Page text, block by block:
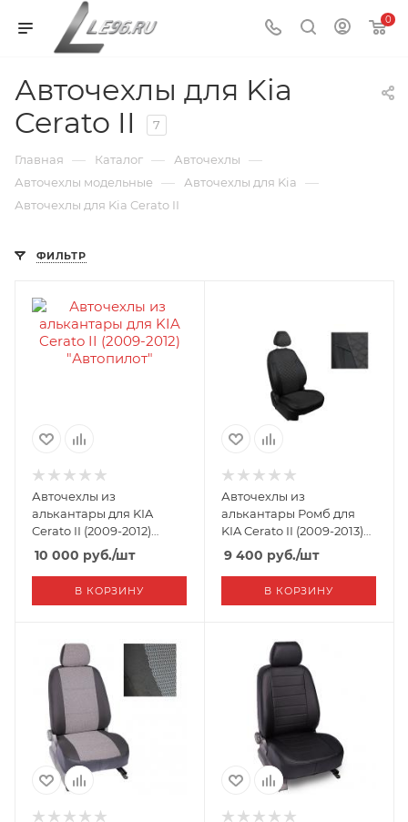
0
Авточехлы для Kia
Cerato II
7
Главная — Каталог — Авточехлы —
Авточехлы модельные — Авточехлы для Kia —
Авточехлы для Kia Cerato II
ФИЛЬТР
Авточехлы из
алькантары для KIA
Cerato II (2009-2012)
"Автопилот"
10 000 руб./шт
В КОРЗИНУ
Авточехлы из
алькантары Ромб для
KIA Cerato II (2009-2013)
"Seintex"
9 400 руб./шт
В КОРЗИНУ